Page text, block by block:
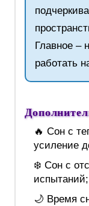
Главное –
работать
🔥 Сон с
усиление
❄️ Сон с
испытаний;
🌙 Время